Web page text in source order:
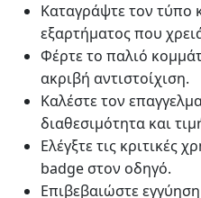
Καταγράψτε τον τύπο
εξαρτήματος που
Φέρτε το παλιό
ακριβή αντιστοίχιση.
Καλέστε τον
διαθεσιμότητα και
Ελέγξτε τις κριτικές
badge στον οδηγό.
Επιβεβαιώστε